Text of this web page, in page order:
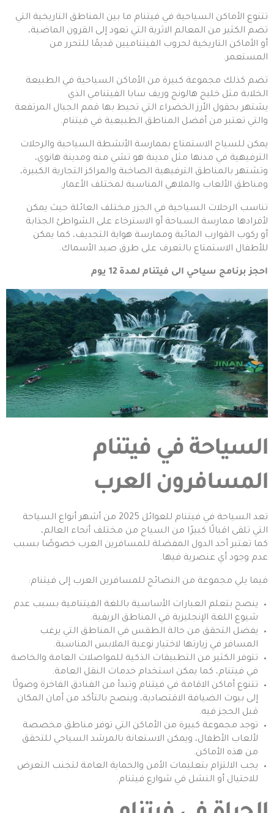
تتنوع الأماكن السياحية في فيتنام ما بين المناطق التاريخية التي
تضم الكثير من المعالم الاثرية التي تعود إلى القرون الماضية،
أو الأماكن التاريخية لحروب الفيتناميين قديمًا للتحرر من
المستعمر.
تضم كذلك مجموعة كبيرة من الأماكن السياحية في الطبيعة
الخلابة مثل خليج هالونج وريف سابا الفيتنامي الذي
يشتهر بحقول الأرز الخضراء التي تحيط بها قمم الجبال المرتفعة
والتي تعتبر من أفضل المناطق الطبيعية في فيتنام.
يمكن للسياح الاستمتاع بممارسة الأنشطة السياحية والرحلات
الترفيهية في مدنها مثل مدينة هو تشي منه ومدينة هانوي،
وتشتهر بالمناطق الترفيهية الصاخبة والمراكز التجارية الكبيرة،
ومناطق الألعاب والملاهي المناسبة لمختلف الأعمار.
تناسب الرحلات السياحية في الجزر مختلف العائلة حيث يمكن
لأفرادها ممارسة السباحة أو الاسترخاء على الشواطئ الجذابة
أو ركوب القوارب المائية وممارسة هواية التجديف، كما يمكن
للأطفال الاستمتاع بالتعرف على طرق صيد الأسماك.
احجز برنامج سياحي الى فيتنام لمدة 12 يوم
السياحة في فيتنام
المسافرون العرب
تعد السياحة في فيتنام للعوائل 2025 من أشهر أنواع السياحة
التي تلقى اقبالًا كبيرًا من السياح من مختلف أنحاء العالم،
كما تعتبر أحد الدول المفضلة للمسافرين العرب خصوصًا بسبب
عدم وجود أي عنصرية فيها.
فيما يلي مجموعة من النصائح للمسافرين العرب إلى فيتنام:
ينصح بتعلم العبارات الأساسية باللغة الفيتنامية بسبب عدم
شيوع اللغة الإنجليزية في المناطق الريفية.
يفضل التحقق من حالة الطقس في المناطق التي يرغب
المسافر في زيارتها لاختيار نوعية الملابس المناسبة.
تتوفر الكثير من التطبيقات الذكية للمواصلات العامة والخاصة
في فيتنام، كما يمكن استخدام خدمات النقل العامة.
تتنوع أماكن الاقامة في فيتنام وتبدأ من الفنادق الفاخرة وصولًا
إلى بيوت الضيافة الاقتصادية، وينصح بالتأكد من أمان المكان
قبل الحجز فيه.
توجد مجموعة كبيرة من الأماكن التي توفر مناطق مخصصة
لألعاب الأطفال، ويمكن الاستعانة بالمرشد السياحي للتحقق
من هذه الأماكن.
يجب الالتزام بتعليمات الأمن والحماية العامة لتجنب التعرض
للاحتيال أو النشل في شوارع فيتنام.